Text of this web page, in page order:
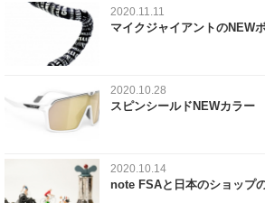
2020.11.11
マイクジャイアントのNEW
2020.10.28
スピンシールドNEWカラー
2020.10.14
note FSAと日本のショップ